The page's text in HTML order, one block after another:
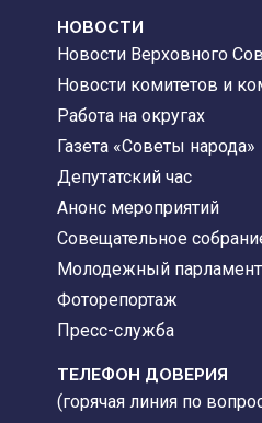
НОВОСТИ
Новости Верховного
Новости комитетов и
Работа на округах
Газета «Советы народа»
Депутатский час
Анонс мероприятий
Совещательное
Молодежный парламент
Фоторепортаж
Пресс-служба
ТЕЛЕФОН ДОВЕРИЯ
(горячая линия по